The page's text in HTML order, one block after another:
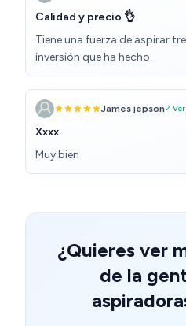
Calidad y precio 👌
Tiene una fuerza de aspirar
inversión que ha hecho.
James jepson✓
Xxxx
Muy bien
¿Quieres ver
de la